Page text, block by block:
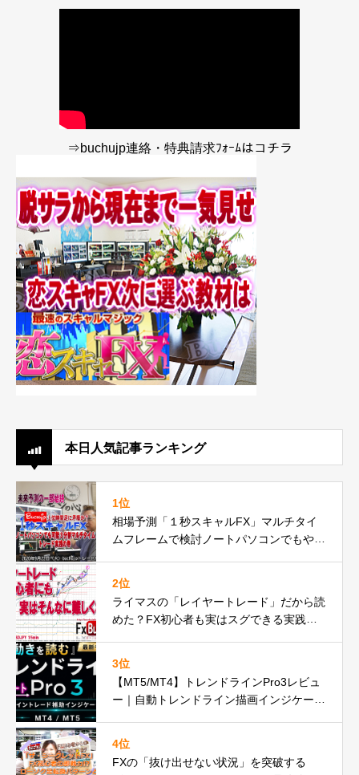
⇒buchujp連絡・特典請求ﾌｫｰﾑはコチラ
本日人気記事ランキング
1位
相場予測「１秒スキャルFX」マルチタイ
ムフレームで検討ノートパソコンでもやれ
2位
ライマスの「レイヤートレード」だから読
めた？FX初心者も実はスグできる実践動
3位
【MT5/MT4】トレンドラインPro3レビュ
ー｜自動トレンドライン描画インジケータ
4位
FXの「抜け出せない状況」を突破する